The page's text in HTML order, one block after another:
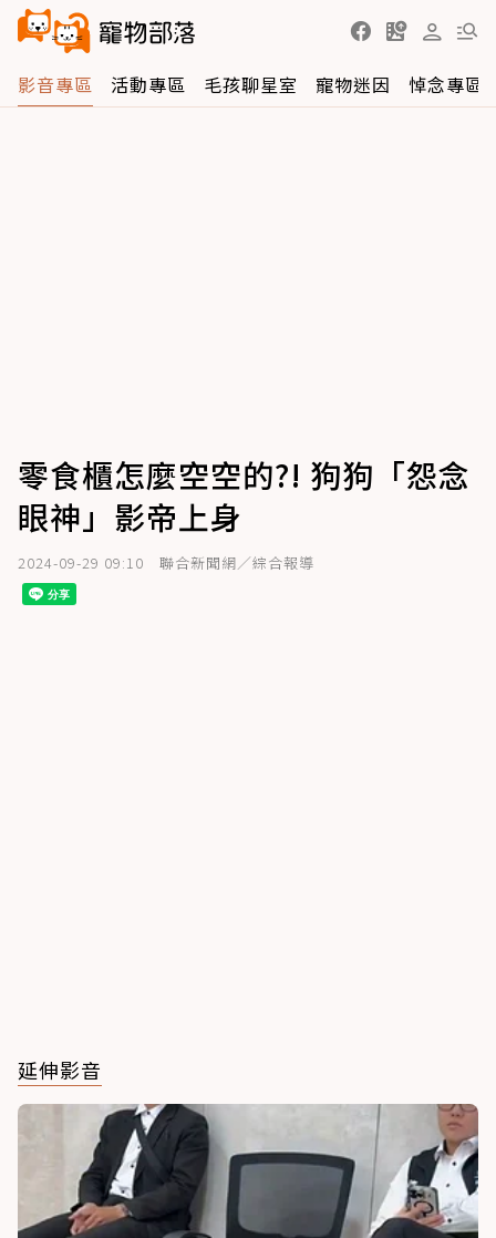
影音專區 活動專區 毛孩聊星室 寵物迷因 悼念專區
零食櫃怎麼空空的?! 狗狗「怨念
眼神」影帝上身
2024-09-29 09:10 聯合新聞網／綜合報導
延伸影音